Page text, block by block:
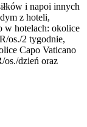
i napoi innych
z hoteli,
w hotelach: okolice
os./2 tygodnie,
Capo Vaticano
dzień oraz